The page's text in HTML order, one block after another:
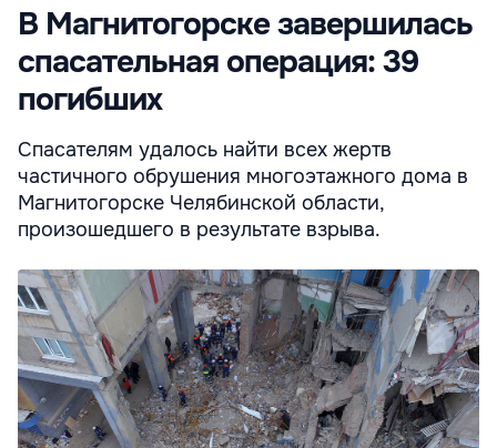
В Магнитогорске завершилась
спасательная операция: 39
погибших
Спасателям удалось найти всех жертв
частичного обрушения многоэтажного дома в
Магнитогорске Челябинской области,
произошедшего в результате взрыва.